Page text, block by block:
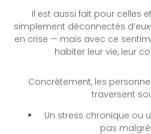
Il est aussi fait pour celles
simplement déconnectés
en crise — mais avec ce
habiter leur vie, leur
Concrètement, les
traversent
Un stress chronique ou
pas